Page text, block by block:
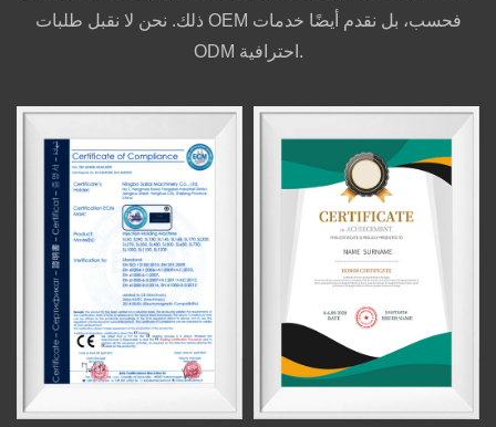
ذلك. نحن لا نقبل طلبات OEM فحسب، بل نقدم أيضًا خدمات
ODM احترافية.